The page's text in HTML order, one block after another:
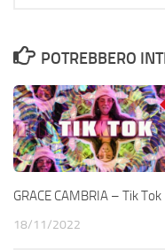
POTREBBERO
GRACE CAMBRIA – Tik Tok
18/11/2022